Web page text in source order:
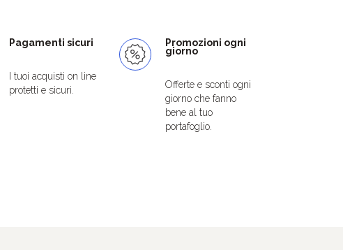
Pagamenti sicuri
I tuoi acquisti on line
protetti e sicuri.
Promozioni ogni
giorno
Offerte e sconti ogni
giorno che fanno
bene al tuo
portafoglio.